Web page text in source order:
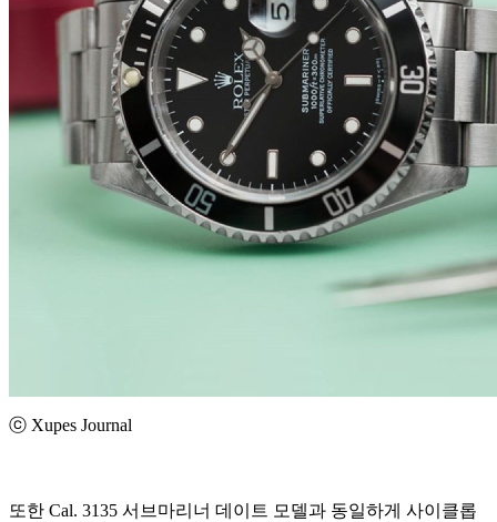
ⓒ Xupes Journal
또한 Cal. 3135 서브마리너 데이트 모델과 동일하게 사이클롭